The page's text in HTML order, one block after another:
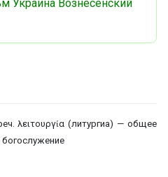
Украина Вознесенский
λειτουργία (литургиа) — общее